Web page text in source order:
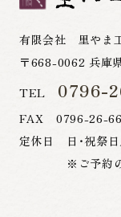
有限会社 里やま
〒668-0062 兵庫
TEL 0796-
FAX 0796-26-
定休日 日・祝祭日
※ご予約のお